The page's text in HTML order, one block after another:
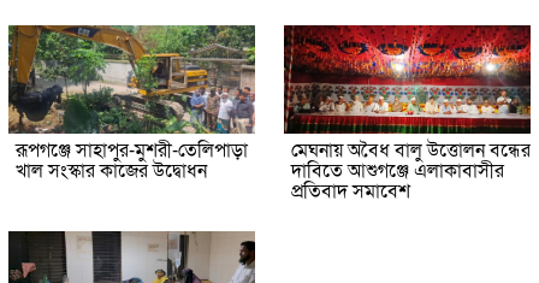
রূপগঞ্জে সাহাপুর-মুশরী-তেলিপাড়া
খাল সংস্কার কাজের উদ্বোধন
মেঘনায় অবৈধ বালু উত্তোলন বন্ধের
দাবিতে আশুগঞ্জে এলাকাবাসীর
প্রতিবাদ সমাবেশ